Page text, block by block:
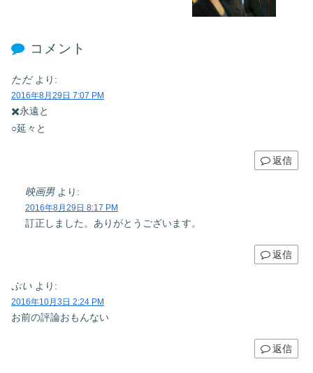
コメント
ただ より:
2016年8月29日 7:07 PM
✖️永遠と
○延々と
返信
映画男 より:
2016年8月29日 8:17 PM
訂正しました。ありがとうございます。
返信
ぷい より:
2016年10月3日 2:24 PM
お前の評論おもんない
返信